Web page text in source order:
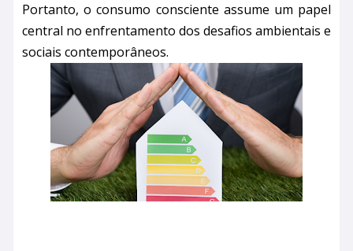
Portanto, o consumo consciente assume um papel
central no enfrentamento dos desafios ambientais e
sociais contemporâneos.